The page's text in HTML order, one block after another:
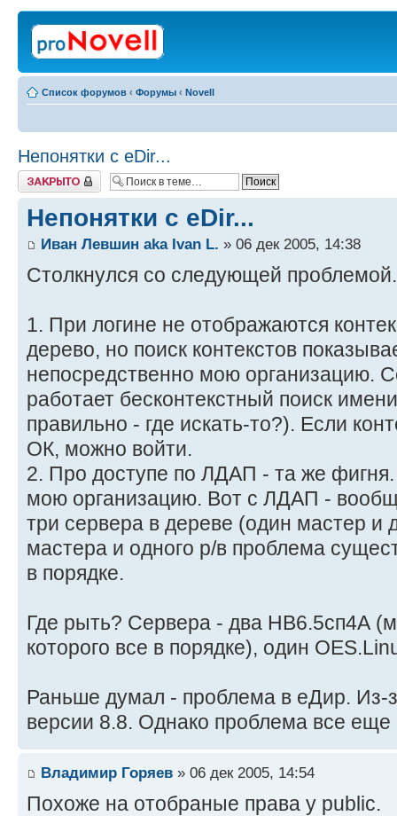
Список форумов ‹ Форумы ‹ Novell
Непонятки с eDir...
Закрыто
Непонятки с eDir...
Иван Левшин aka Ivan L. » 06 дек 2005, 14:38
Столкнулся со следующей
1. При логине не отображаются
дерево, но поиск контекстов
непосредственно мою организацию.
работает бесконтекстный поиск
правильно - где искать-то?). Если
ОК, можно войти.
2. Про доступе по ЛДАП - та же
мою организацию. Вот с ЛДАП -
три сервера в дереве (один мастер и
мастера и одного р/в проблема
в порядке.
Где рыть? Сервера - два НВ6.5сп4А
которого все в порядке), один
Раньше думал - проблема в еДир. Из-
версии 8.8. Однако проблема все еще
Владимир Горяев » 06 дек 2005, 14:54
Похоже на отобраные права у public.